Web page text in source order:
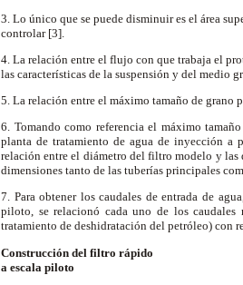
3. Lo único que se puede disminuir es el área
controlar [3].
4. La relación entre el flujo con que trabaja el
las características de la suspensión y del medio
5. La relación entre el máximo tamaño de grano
6. Tomando como referencia el máximo
planta de tratamiento de agua de inyección a
relación entre el diámetro del filtro modelo y las
dimensiones tanto de las tuberías principales
7. Para obtener los caudales de entrada de
piloto, se relacionó cada uno de los
tratamiento de deshidratación del petróleo) con
Construcción del filtro rápido
a escala piloto